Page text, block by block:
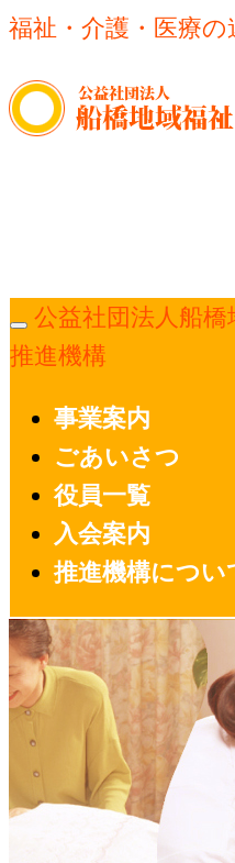
福祉・介護・医療
公益社団法人船
推進機構
事業案内
ごあいさつ
役員一覧
入会案内
推進機構につい
公益社団法
祉・介護・
福祉・介護・医
提供